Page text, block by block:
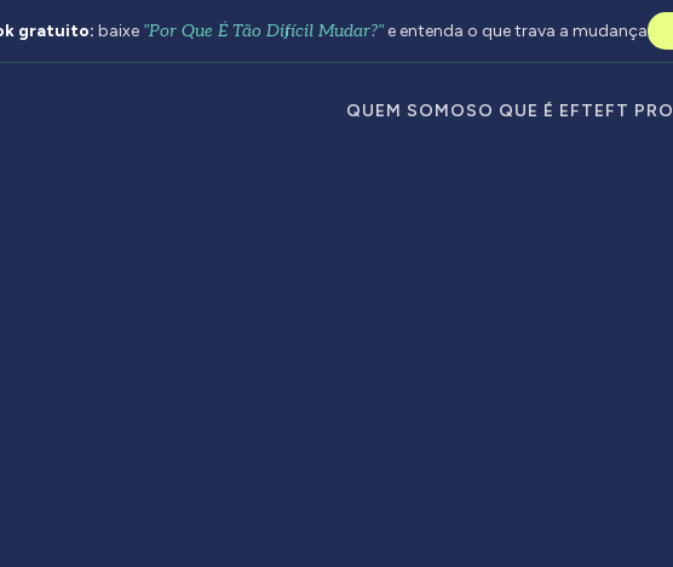
QUEM SOMOSO QUE É EFTEFT PRO
gratuito: baixe "Por Que É Tão Difícil Mudar?"e entenda o que trava a mudança